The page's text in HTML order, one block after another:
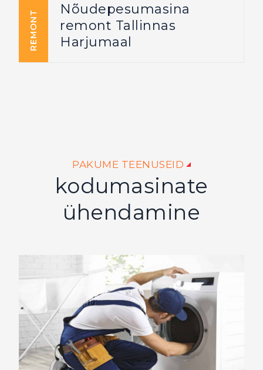
REMONT
Nõudepesumasina
remont Tallinnas
Harjumaal
PAKUME TEENUSEID
kodumasinate
ühendamine